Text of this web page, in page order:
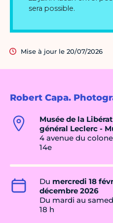
Robert Capa.
Musée de la
général Leclerc -
4 avenue du
14e
Du mercredi 18
décembre 2026
Du mardi au
18 h
Mise à jour le 20/07/2026